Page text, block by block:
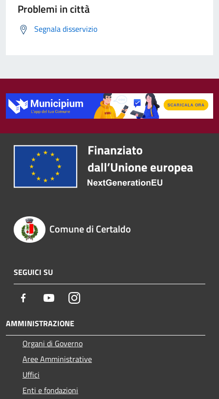
Problemi in città
Segnala disservizio
Comune di Certaldo
SEGUICI SU
Facebook YoutubeInstagram
AMMINISTRAZIONE
Organi di Governo
Aree Amministrative
Uffici
Enti e fondazioni